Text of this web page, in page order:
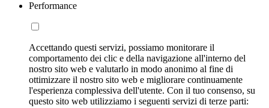
Performance
Accettando questi servizi, possiamo monitorare il
comportamento dei clic e della navigazione all'interno del
nostro sito web e valutarlo in modo anonimo al fine di
ottimizzare il nostro sito web e migliorare continuamente
l'esperienza complessiva dell'utente. Con il tuo consenso, su
questo sito web utilizziamo i seguenti servizi di terze parti: